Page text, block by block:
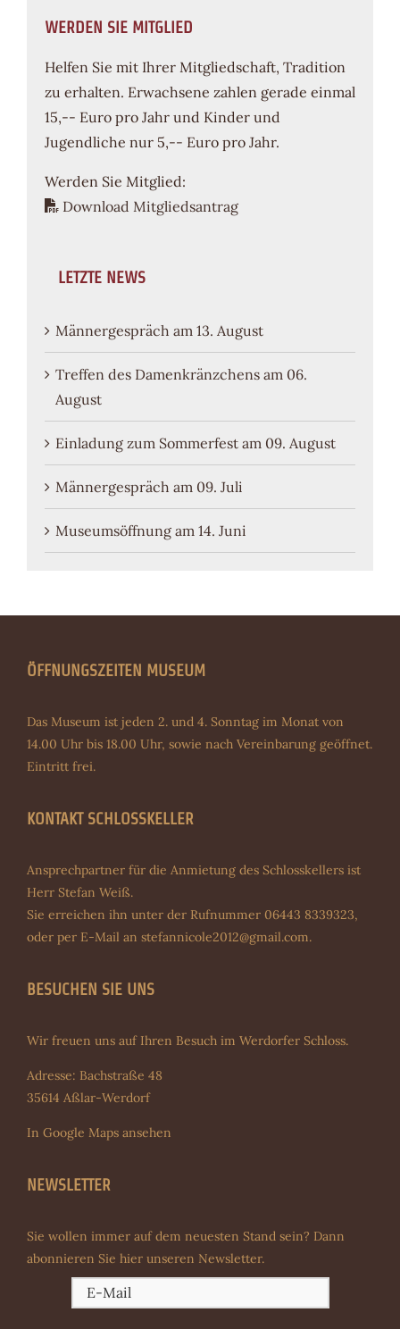
WERDEN SIE MITGLIED
Helfen Sie mit Ihrer Mitgliedschaft, Tradition
zu erhalten. Erwachsene zahlen gerade einmal
15,-- Euro pro Jahr und Kinder und
Jugendliche nur 5,-- Euro pro Jahr.
Werden Sie Mitglied:
Download Mitgliedsantrag
LETZTE NEWS
Männergespräch am 13. August
Treffen des Damenkränzchens am 06.
August
Einladung zum Sommerfest am 09. August
Männergespräch am 09. Juli
Museumsöffnung am 14. Juni
ÖFFNUNGSZEITEN MUSEUM
Das Museum ist jeden 2. und 4. Sonntag im Monat von
14.00 Uhr bis 18.00 Uhr, sowie nach Vereinbarung geöffnet.
Eintritt frei.
KONTAKT SCHLOSSKELLER
Ansprechpartner für die Anmietung des Schlosskellers ist
Herr Stefan Weiß.
Sie erreichen ihn unter der Rufnummer 06443 8339323,
oder per E-Mail an stefannicole2012@gmail.com.
BESUCHEN SIE UNS
Wir freuen uns auf Ihren Besuch im Werdorfer Schloss.
Adresse: Bachstraße 48
35614 Aßlar-Werdorf
In Google Maps ansehen
NEWSLETTER
Sie wollen immer auf dem neuesten Stand sein? Dann
abonnieren Sie hier unseren Newsletter.